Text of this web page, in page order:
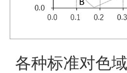
各种标准对色